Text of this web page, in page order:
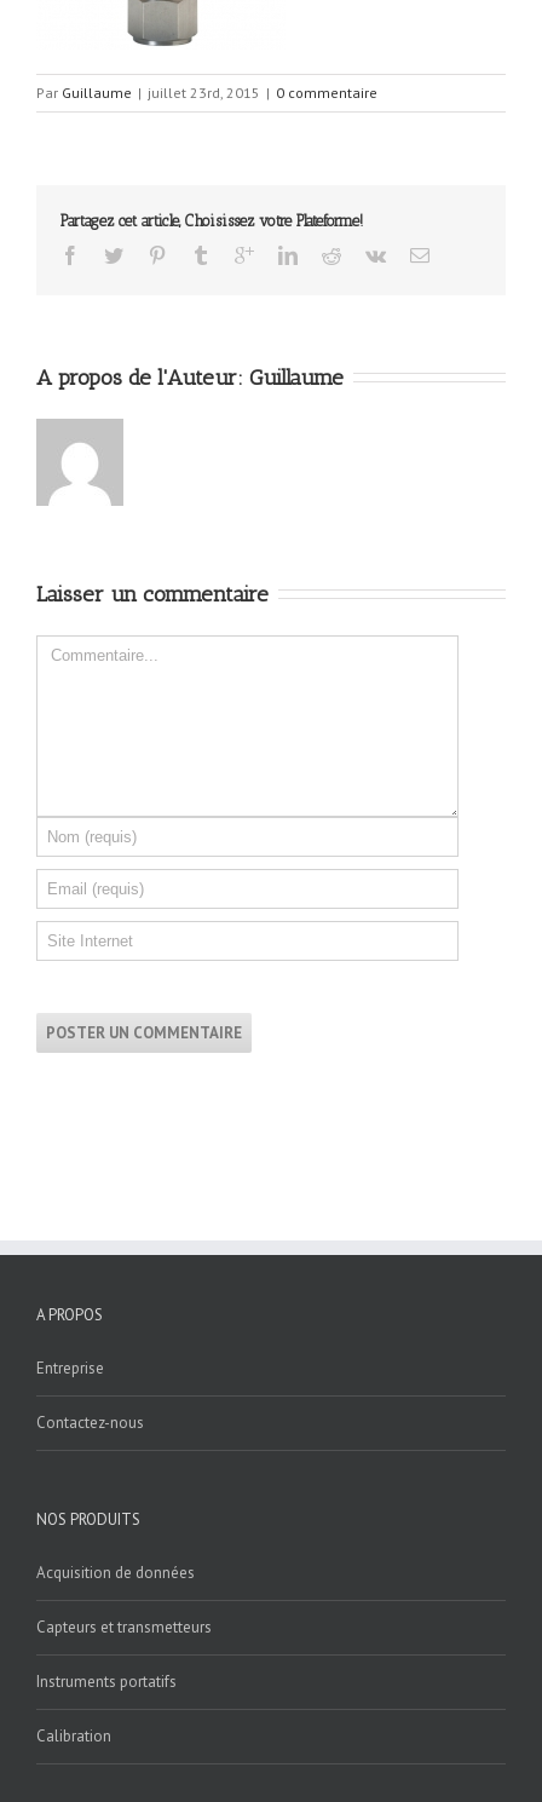
Par Guillaume | juillet 23rd, 2015 | 0 commentaire
Partagez cet article, Choisissez votre Plateforme!
A propos de l'Auteur: Guillaume
Laisser un commentaire
A PROPOS
Entreprise
Contactez-nous
NOS PRODUITS
Acquisition de données
Capteurs et transmetteurs
Instruments portatifs
Calibration